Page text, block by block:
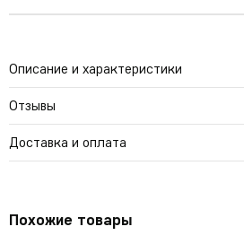
Описание и характеристики
Отзывы
Доставка и оплата
Похожие товары